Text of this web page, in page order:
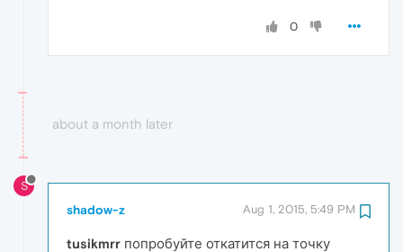
0
about a month later
S
shadow-z Aug 1, 2015, 5:49 PM
tusikmrr попробуйте откатится на точку